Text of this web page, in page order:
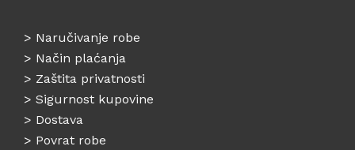
> Naručivanje robe
> Način plaćanja
> Zaštita privatnosti
> Sigurnost kupovine
> Dostava
> Povrat robe